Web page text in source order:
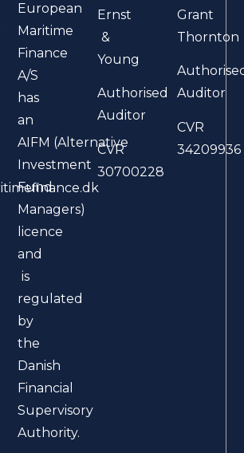
European
Maritime
Finance
A/S
has
an
AIFM (Alternative
Investment
Fund
Managers)
licence
and
is
regulated
by
the
Danish
Financial
Supervisory
Authority.
Ernst
&
Young
Authorised
Auditor
CVR
30700228
Grant
Thornton
Auditor
CVR
34209936